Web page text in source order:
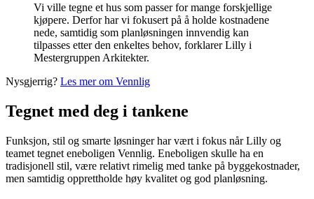
Vi ville tegne et hus som passer for mange forskjellige
kjøpere. Derfor har vi fokusert på å holde kostnadene
nede, samtidig som planløsningen innvendig kan
tilpasses etter den enkeltes behov, forklarer Lilly i
Mestergruppen Arkitekter.
Nysgjerrig? Les mer om Vennlig
Tegnet med deg i tankene
Funksjon, stil og smarte løsninger har vært i fokus når Lilly og
teamet tegnet eneboligen Vennlig. Eneboligen skulle ha en
tradisjonell stil, være relativt rimelig med tanke på byggekostnader,
men samtidig opprettholde høy kvalitet og god planløsning.